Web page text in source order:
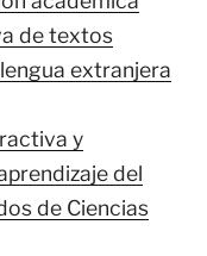
de textos
extranjera
y
del
de Ciencias